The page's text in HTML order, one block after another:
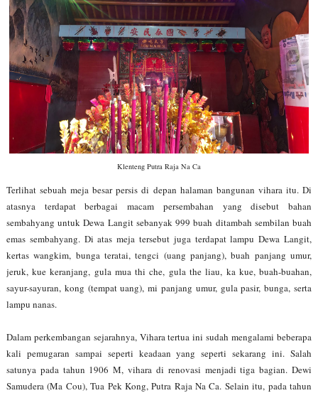
Klenteng Putra Raja Na Ca
Terlihat sebuah meja besar persis di depan halaman bangunan vihara itu. Di
atasnya terdapat berbagai macam persembahan yang disebut bahan
sembahyang untuk Dewa Langit sebanyak 999 buah ditambah sembilan buah
emas sembahyang. Di atas meja tersebut juga terdapat lampu Dewa Langit,
kertas wangkim, bunga teratai, tengci (uang panjang), buah panjang umur,
jeruk, kue keranjang, gula mua thi che, gula the liau, ka kue, buah-buahan,
sayur-sayuran, kong (tempat uang), mi panjang umur, gula pasir, bunga, serta
lampu nanas.
Dalam perkembangan sejarahnya, Vihara tertua ini sudah mengalami beberapa
kali pemugaran sampai seperti keadaan yang seperti sekarang ini. Salah
satunya pada tahun 1906 M, vihara di renovasi menjadi tiga bagian. Dewi
Samudera (Ma Cou), Tua Pek Kong, Putra Raja Na Ca. Selain itu, pada tahun